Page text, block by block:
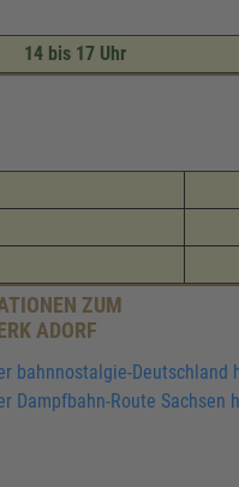
14 bis 17 Uhr
ZUM
ADORF
bahnnostalgie-Deutschland
Dampfbahn-Route Sachsen